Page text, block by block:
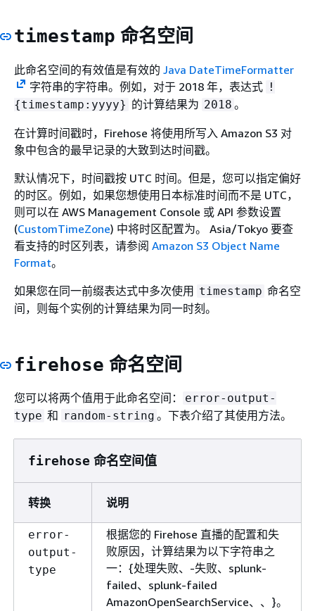
timestamp 命名空间
此命名空间的有效值是有效的 Java DateTimeFormatter
字符串的字符串。例如，对于 2018 年，表达式 !
{timestamp:yyyy} 的计算结果为 2018 。
在计算时间戳时，Firehose 将使用所写入 Amazon S3 对
象中包含的最早记录的大致到达时间戳。
默认情况下，时间戳按 UTC 时间。但是，您可以指定偏好
的时区。例如，如果您想使用日本标准时间而不是 UTC，
则可以在 AWS Management Console 或 API 参数设置
(CustomTimeZone) 中将时区配置为。 Asia/Tokyo 要查
看支持的时区列表，请参阅 Amazon S3 Object Name
Format。
如果您在同一前缀表达式中多次使用 timestamp 命名空
间，则每个实例的计算结果为同一时刻。
firehose 命名空间
您可以将两个值用于此命名空间：
error-output-
type 和 random-string 。下表介绍了其使用方法。
firehose 命名空间值
转换 说明
error-
output-
type
根据您的 Firehose 直播的配置和失
败原因，计算结果为以下字符串之
一： {处理失败、-失败、splunk-
failed、splunk-failed
AmazonOpenSearchService、、}。